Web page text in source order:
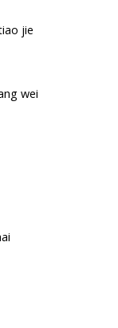
jie
wei